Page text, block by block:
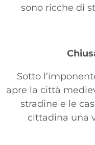
sono ricche di
Sotto
apre la città
stradine e le
cittadina una